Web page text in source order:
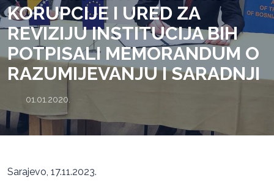
KORUPCIJE I URED ZA
REVIZIJU INSTITUCIJA BIH
POTPISALI MEMORANDUM O
RAZUMIJEVANJU I SARADNJI
01.01.2020.
Sarajevo, 17.11.2023.